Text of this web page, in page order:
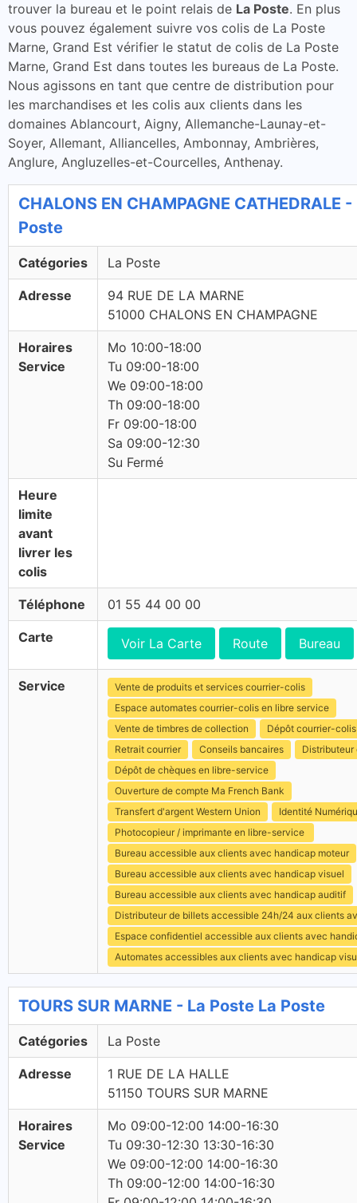
trouver la bureau et le point relais de La Poste. En plus
vous pouvez également suivre vos colis de La Poste
Marne, Grand Est vérifier le statut de colis de La Poste
Marne, Grand Est dans toutes les bureaus de La Poste.
Nous agissons en tant que centre de distribution pour
les marchandises et les colis aux clients dans les
domaines Ablancourt, Aigny, Allemanche-Launay-et-
Soyer, Allemant, Alliancelles, Ambonnay, Ambrières,
Anglure, Angluzelles-et-Courcelles, Anthenay.
CHALONS EN CHAMPAGNE CATHEDRALE
Poste
Catégories La Poste
Adresse
94 RUE DE LA MARNE
51000 CHALONS EN CHAMPAGNE
Horaires
Service
Mo 10:00-18:00
Tu 09:00-18:00
We 09:00-18:00
Th 09:00-18:00
Fr 09:00-18:00
Sa 09:00-12:30
Su Fermé
Heure
limite
avant
livrer les
colis
Téléphone 01 55 44 00 00
Carte Voir La Carte Route Bureau
Service
Vente de produits et services courrier-colis
Espace automates courrier-colis en libre service
Vente de timbres de collection
Dépôt courrier-colis
Retrait courrier
Conseils bancaires
Distributeur
Dépôt de chèques en libre-service
Ouverture de compte Ma French Bank
Transfert d'argent Western Union
Identité
Photocopieur / imprimante en libre-service
Bureau accessible aux clients avec handicap moteur
Bureau accessible aux clients avec handicap visuel
Bureau accessible aux clients avec handicap auditif
Distributeur de billets accessible 24h/24 aux clients
Espace confidentiel accessible aux clients avec
Automates accessibles aux clients avec handicap
TOURS SUR MARNE - La Poste La Poste
Catégories La Poste
Adresse
1 RUE DE LA HALLE
51150 TOURS SUR MARNE
Horaires
Service
Mo 09:00-12:00 14:00-16:30
Tu 09:30-12:30 13:30-16:30
We 09:00-12:00 14:00-16:30
Th 09:00-12:00 14:00-16:30